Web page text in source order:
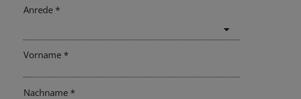
Anrede
Vorname
Nachname